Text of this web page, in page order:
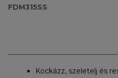
FDM315SS
Kockázz, szeletelj és